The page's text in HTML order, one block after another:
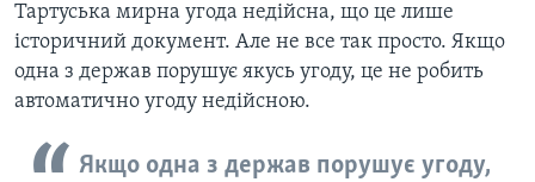
Тартуська мирна угода недійсна, що це лише
історичний документ. Але не все так просто. Якщо
одна з держав порушує якусь угоду, це не робить
автоматично угоду недійсною.
Якщо одна з держав порушує угоду,